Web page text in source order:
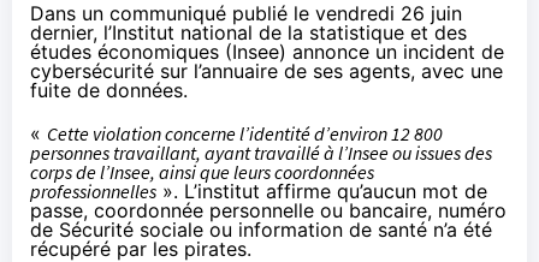
Dans un communiqué publié le vendredi 26 juin
dernier, l’Institut national de la statistique et des
études économiques (Insee) annonce un incident de
cybersécurité sur l’annuaire de ses agents, avec une
fuite de données.
« Cette violation concerne l’identité d’environ 12 800
personnes travaillant, ayant travaillé à l’Insee ou issues des
corps de l’Insee, ainsi que leurs coordonnées
professionnelles ». L’institut affirme qu’aucun mot de
passe, coordonnée personnelle ou bancaire, numéro
de Sécurité sociale ou information de santé n’a été
récupéré par les pirates.